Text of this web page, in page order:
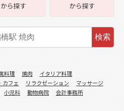
から探す
から探す
検索
料理 焼肉
イタリア料理
カフェ リラクゼーション
マッサージ
小児科 動物病院
会計事務所